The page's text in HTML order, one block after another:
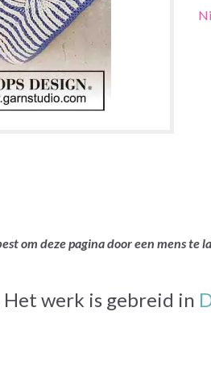
om deze pagina door een mens te
werk is gebreid in